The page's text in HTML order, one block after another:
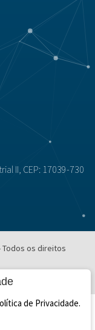
II, CEP: 17039-730
Todos os direitos
de Privacidade.